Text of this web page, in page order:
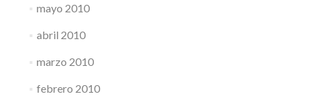
mayo 2010
abril 2010
marzo 2010
febrero 2010